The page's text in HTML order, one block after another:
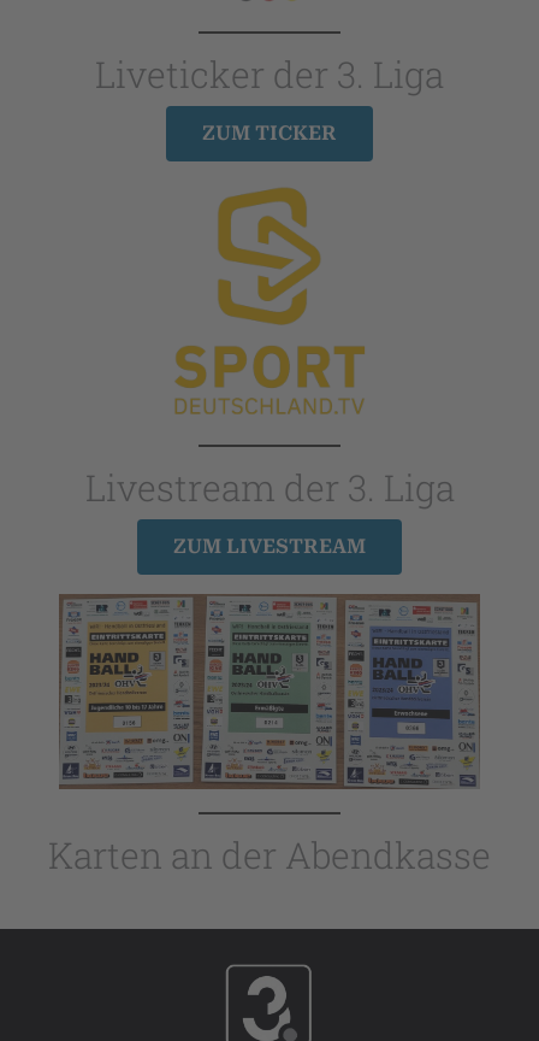
Liveticker der 3. Liga
ZUM TICKER
Livestream der 3. Liga
ZUM LIVESTREAM
Karten an der Abendkasse